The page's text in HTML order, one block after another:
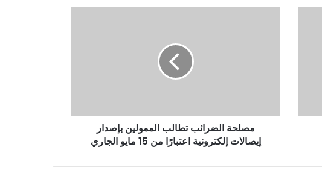
مصلحة الضرائب تطالب الممولين بإصدار
إيصالات إلكترونية اعتبارًا من 15 مايو الجاري